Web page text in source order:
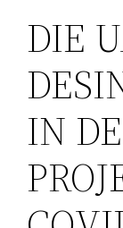
DIE
IN